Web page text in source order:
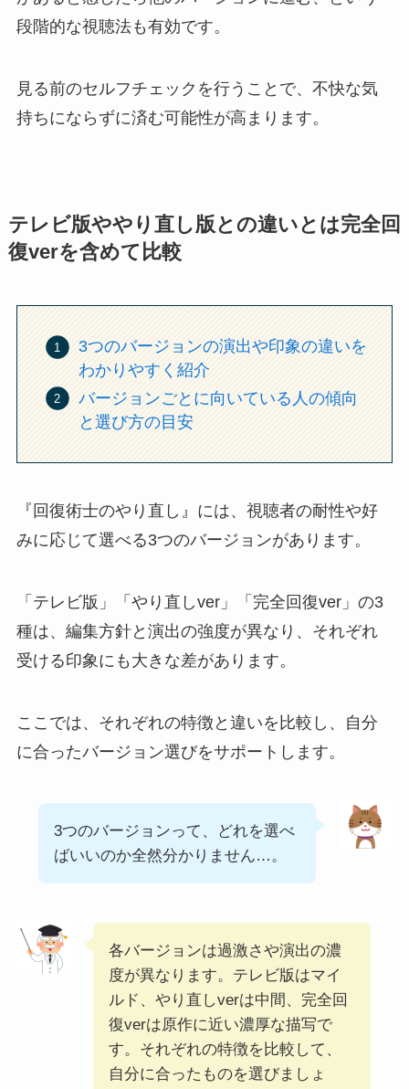
段階的な視聴法も有効です。
見る前のセルフチェックを行うことで、不快な気
持ちにならずに済む可能性が高まります。
テレビ版ややり直し版との違いとは完全回
復verを含めて比較
3つのバージョンの演出や印象の違いを
わかりやすく紹介
バージョンごとに向いている人の傾向
と選び方の目安
『回復術士のやり直し』には、視聴者の耐性や好
みに応じて選べる3つのバージョンがあります。
「テレビ版」「やり直しver」「完全回復ver」の3
種は、編集方針と演出の強度が異なり、それぞれ
受ける印象にも大きな差があります。
ここでは、それぞれの特徴と違いを比較し、自分
に合ったバージョン選びをサポートします。
3つのバージョンって、どれを選べ
ばいいのか全然分かりません…。
各バージョンは過激さや演出の濃
度が異なります。テレビ版はマイ
ルド、やり直しverは中間、完全回
復verは原作に近い濃厚な描写で
す。それぞれの特徴を比較して、
自分に合ったものを選びましょ